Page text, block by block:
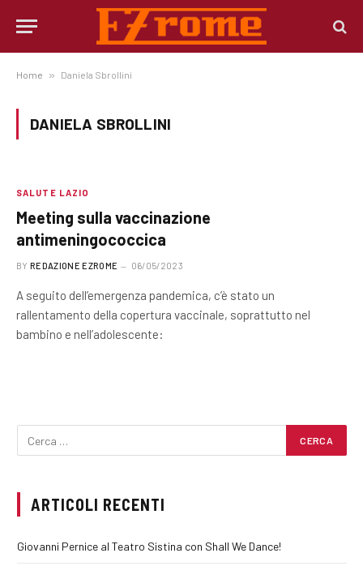
Home » Daniela Sbrollini
DANIELA SBROLLINI
SALUTE LAZIO
Meeting sulla vaccinazione
antimeningococcica
BY REDAZIONE EZROME 06/05/2023
A seguito dell’emergenza pandemica, c’è stato un
rallentamento della copertura vaccinale, soprattutto nel
bambino e nell’adolescente:
ARTICOLI RECENTI
Giovanni Pernice al Teatro Sistina con Shall We Dance!